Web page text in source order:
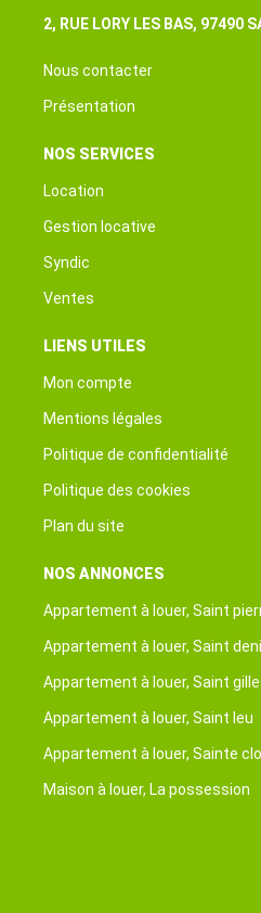
2, RUE LORY LES BAS, 97490
Nous contacter
Présentation
NOS SERVICES
Location
Gestion locative
Syndic
Ventes
LIENS UTILES
Mon compte
Mentions légales
Politique de confidentialité
Politique des cookies
Plan du site
NOS ANNONCES
Appartement à louer, Saint
Appartement à louer, Saint
Appartement à louer, Saint
Appartement à louer, Saint leu
Appartement à louer, Sainte
Maison à louer, La possession